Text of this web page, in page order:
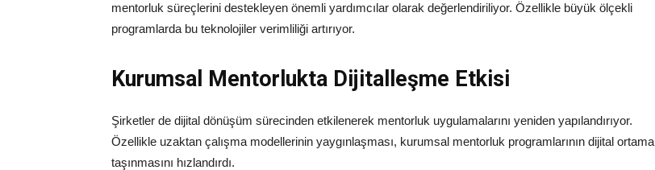
mentorluk süreçlerini destekleyen önemli yardımcılar olarak değerlendiriliyor. Özellikle büyük ölçekli
programlarda bu teknolojiler verimliliği artırıyor.
Kurumsal Mentorlukta Dijitalleşme Etkisi
Şirketler de dijital dönüşüm sürecinden etkilenerek mentorluk uygulamalarını yeniden yapılandırıyor.
Özellikle uzaktan çalışma modellerinin yaygınlaşması, kurumsal mentorluk programlarının dijital ortama
taşınmasını hızlandırdı.